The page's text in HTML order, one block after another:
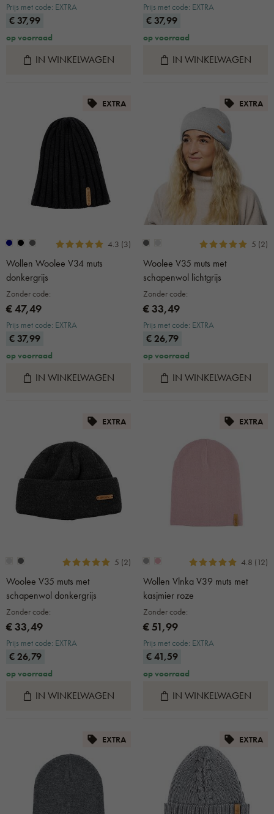
Prijs met code: EXTRA
€ 37,99
op voorraad
IN WINKELWAGEN
Prijs met code: EXTRA
€ 37,99
op voorraad
IN WINKELWAGEN
EXTRA
4.3 (3)
Wollen Woolee V34 muts
donkergrijs
Zonder code:
€ 47,49
Prijs met code: EXTRA
€ 37,99
op voorraad
IN WINKELWAGEN
EXTRA
5 (2)
Woolee V35 muts met
schapenwol lichtgrijs
Zonder code:
€ 33,49
Prijs met code: EXTRA
€ 26,79
op voorraad
IN WINKELWAGEN
EXTRA
5 (2)
Woolee V35 muts met
schapenwol donkergrijs
Zonder code:
€ 33,49
Prijs met code: EXTRA
€ 26,79
op voorraad
IN WINKELWAGEN
EXTRA
4.8 (12)
Wollen Vlnka V39 muts met
kasjmier roze
Zonder code:
€ 51,99
Prijs met code: EXTRA
€ 41,59
op voorraad
IN WINKELWAGEN
EXTRA EXTRA